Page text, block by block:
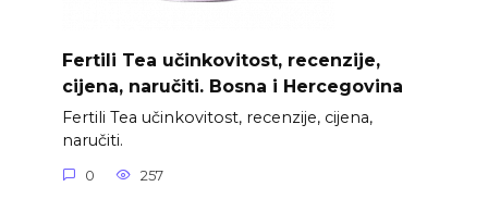
Fertili Tea učinkovitost, recenzije,
cijena, naručiti. Bosna i Hercegovina
Fertili Tea učinkovitost, recenzije, cijena,
naručiti.
0 257